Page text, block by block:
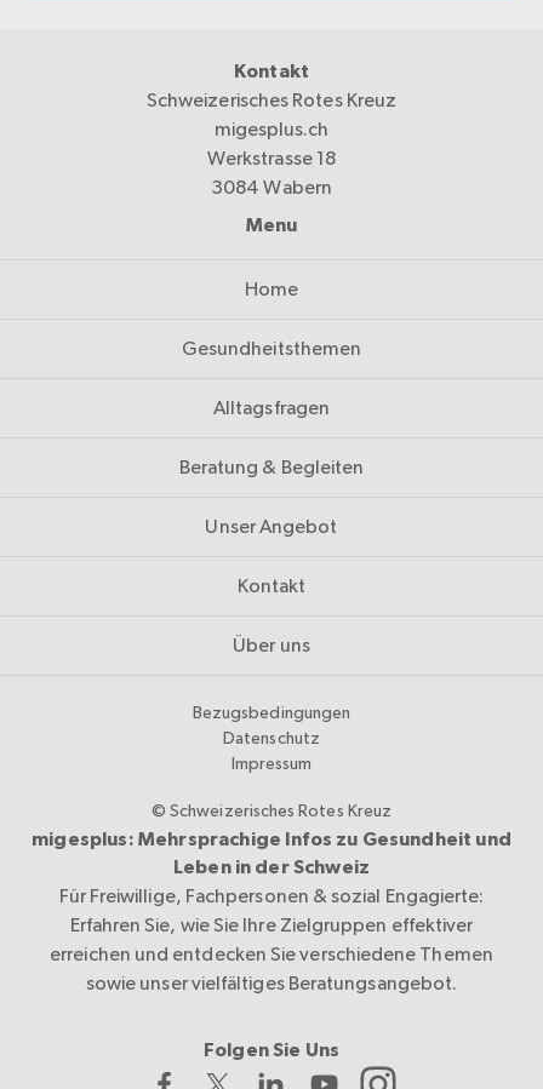
Kontakt
Schweizerisches Rotes Kreuz
migesplus.ch
Werkstrasse 18
3084 Wabern
Menu
Home
Gesundheitsthemen
Alltagsfragen
Beratung & Begleiten
Unser Angebot
Kontakt
Über uns
Bezugsbedingungen
Datenschutz
Impressum
© Schweizerisches Rotes Kreuz
migesplus: Mehrsprachige Infos zu Gesundheit und
Leben in der Schweiz
Für Freiwillige, Fachpersonen & sozial Engagierte:
Erfahren Sie, wie Sie Ihre Zielgruppen effektiver
erreichen und entdecken Sie verschiedene Themen
sowie unser vielfältiges Beratungsangebot.
Folgen Sie Uns